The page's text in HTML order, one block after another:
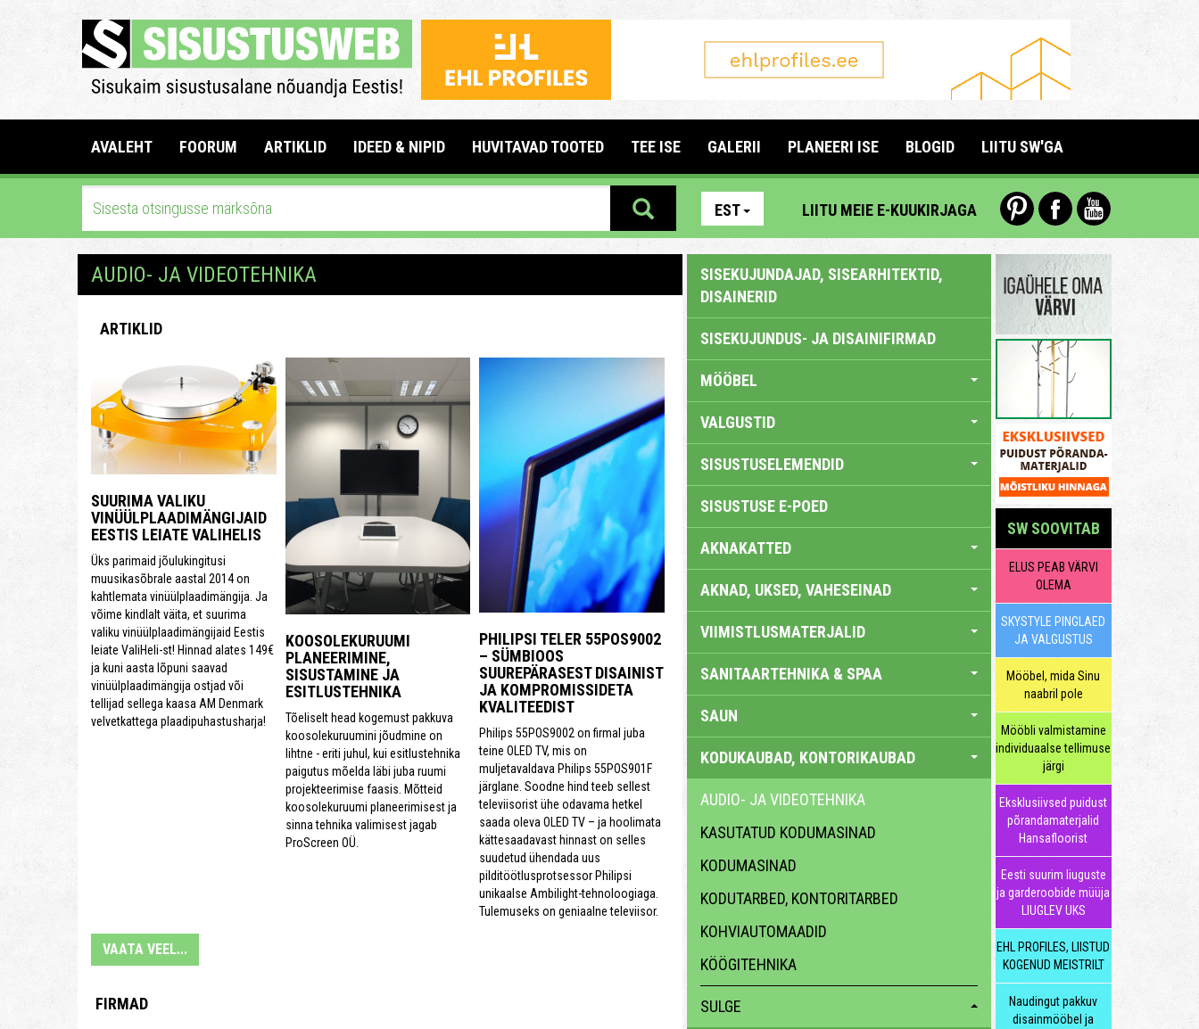
AVALEHT FOORUM ARTIKLID IDEED & NIPID HUVITAVAD TOOTED TEE ISE GALERII PLANEERI ISE BLOGID LIITU SW'GA
EST LIITU MEIE E-KUUKIRJAGA
AUDIO- JA VIDEOTEHNIKA
ARTIKLID
SUURIMA VALIKU
VINÜÜLPLAADIMÄNGIJAID
EESTIS LEIATE VALIHELIS
Üks parimaid jõulukingitusi
muusikasõbrale aastal 2014 on
kahtlemata vinüülplaadimängija. Ja
võime kindlalt väita, et suurima
valiku vinüülplaadimängijaid Eestis
leiate ValiHeli-st! Hinnad alates 149€
ja kuni aasta lõpuni saavad
vinüülplaadimängija ostjad või
tellijad sellega kaasa AM Denmark
velvetkattega plaadipuhastusharja!
KOOSOLEKURUUMI
PLANEERIMINE,
SISUSTAMINE JA
ESITLUSTEHNIKA
Tõeliselt head kogemust pakkuva
koosolekuruumini jõudmine on
lihtne - eriti juhul, kui esitlustehnika
paigutus mõelda läbi juba ruumi
projekteerimise faasis. Mõtteid
koosolekuruumi planeerimisest ja
sinna tehnika valimisest jagab
ProScreen OÜ.
PHILIPSI TELER 55POS9002
– SÜMBIOOS
SUUREPÄRASEST DISAINIST
JA KOMPROMISSIDETA
KVALITEEDIST
Philips 55POS9002 on firmal juba
teine OLED TV, mis on
muljetavaldava Philips 55POS901F
järglane. Soodne hind teeb sellest
televiisorist ühe odavama hetkel
saada oleva OLED TV – ja hoolimata
kättesaadavast hinnast on selles
suudetud ühendada uus
pilditöötlusprotsessor Philipsi
unikaalse Ambilight-tehnoloogiaga.
Tulemuseks on geniaalne televiisor.
VAATA VEEL...
FIRMAD
SISEKUJUNDAJAD, SISEARHITEKTID,
DISAINERID
SISEKUJUNDUS- JA DISAINIFIRMAD
MÖÖBEL
VALGUSTID
SISUSTUSELEMENDID
SISUSTUSE E-POED
AKNAKATTED
AKNAD, UKSED, VAHESEINAD
VIIMISTLUSMATERJALID
SANITAARTEHNIKA & SPAA
SAUN
KODUKAUBAD, KONTORIKAUBAD
AUDIO- JA VIDEOTEHNIKA
KASUTATUD KODUMASINAD
KODUMASINAD
KODUTARBED, KONTORITARBED
KOHVIAUTOMAADID
KÖÖGITEHNIKA
SULGE
SW SOOVITAB
ELUS PEAB VÄRVI
OLEMA
SKYSTYLE PINGLAED
JA VALGUSTUS
Mööbel, mida Sinu
naabril pole
Mööbli valmistamine
individuaalse tellimuse
järgi
Eksklusiivsed puidust
põrandamaterjalid
Hansafloorist
Eesti suurim liuguste
ja garderoobide müüja
LIUGLEV UKS
EHL PROFILES, LIISTUD
KOGENUD MEISTRILT
Naudingut pakkuv
disainmööbel ja